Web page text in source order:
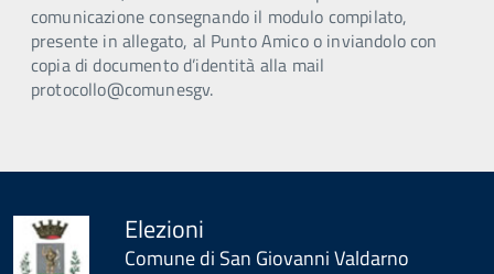
comunicazione consegnando il modulo compilato,
presente in allegato, al Punto Amico o inviandolo con
copia di documento d’identità alla mail
protocollo@comunesgv.
Elezioni
Comune di San Giovanni Valdarno